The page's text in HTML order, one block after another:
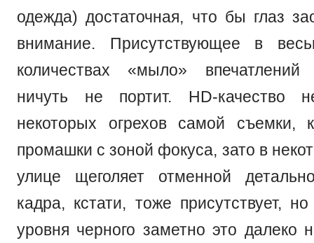
одежда) достаточная, что бы глаз
внимание. Присутствующее в
количествах «мыло»
ничуть не портит. HD-качество
некоторых огрехов самой съемки,
промашки с зоной фокуса, зато в
улице щеголяет отменной
кадра, кстати, тоже присутствует,
уровня черного заметно это далеко